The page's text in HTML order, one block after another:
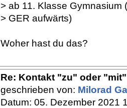
> ab 11. Klasse Gymnasium
> GER aufwärts)
Woher hast du das?
Re: Kontakt "zu" oder
geschrieben von: Milorad
Datum: 05. Dezember 2021